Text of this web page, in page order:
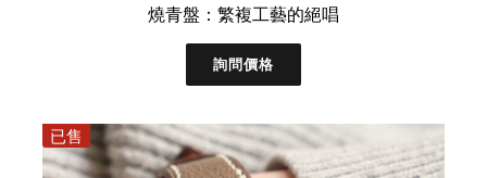
燒青盤：繁複工藝的絕唱
詢問價格
已售